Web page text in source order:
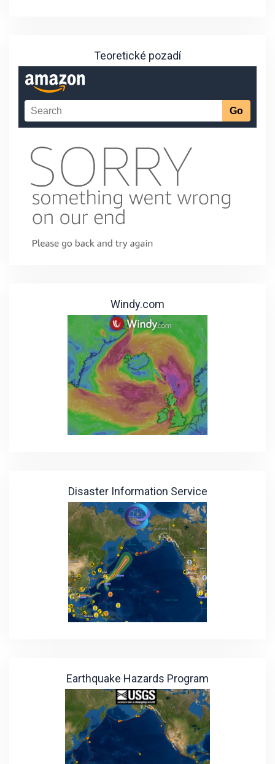
Teoretické pozadí
Windy.com
Disaster Information Service
Earthquake Hazards Program